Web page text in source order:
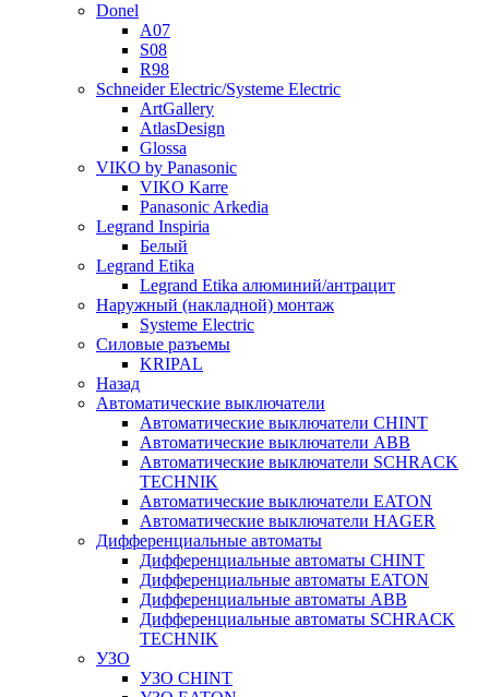
Donel
A07
S08
R98
Schneider Electric/Systeme Electric
ArtGallery
AtlasDesign
Glossa
VIKO by Panasonic
VIKO Karre
Panasonic Arkedia
Legrand Inspiria
Белый
Legrand Etika
Legrand Etika алюминий/антрацит
Наружный (накладной) монтаж
Systeme Electric
Силовые разъемы
KRIPAL
Назад
Автоматические выключатели
Автоматические выключатели CHINT
Автоматические выключатели ABB
Автоматические выключатели SCHRACK
TECHNIK
Автоматические выключатели EATON
Автоматические выключатели HAGER
Дифференциальные автоматы
Дифференциальные автоматы CHINT
Дифференциальные автоматы EATON
Дифференциальные автоматы ABB
Дифференциальные автоматы SCHRACK
TECHNIK
УЗО
УЗО CHINT